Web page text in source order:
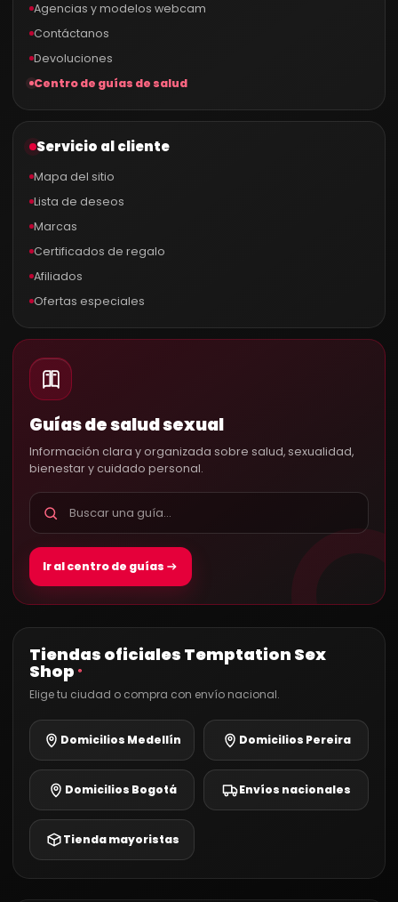
Agencias y modelos webcam
Contáctanos
Devoluciones
Centro de guías de salud
Servicio al cliente
Mapa del sitio
Lista de deseos
Marcas
Certificados de regalo
Afiliados
Ofertas especiales
Guías de salud sexual
Información clara y organizada sobre salud, sexualidad,
bienestar y cuidado personal.
Ir al centro de guías
Tiendas oficiales Temptation Sex
Shop ®
Elige tu ciudad o compra con envío nacional.
Domicilios Medellín Domicilios Pereira
Domicilios Bogotá Envíos nacionales
Tienda mayoristas